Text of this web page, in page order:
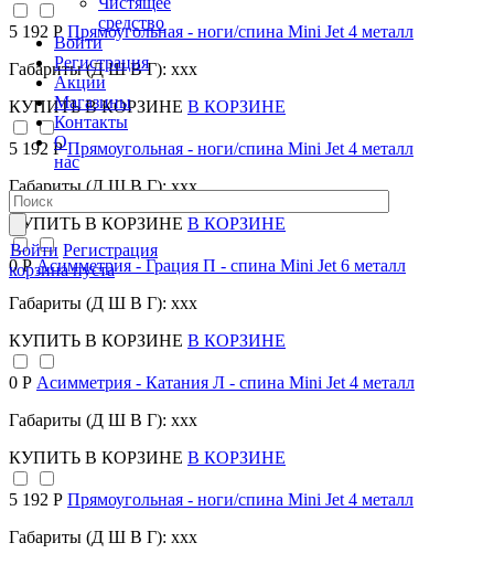
средство
Войти
Регистрация
Акции
Магазины
Контакты
О
нас
Войти Регистрация
корзина пуста
5 192 Р Прямоугольная - ноги/спина Mini Jet 4 металл
Габариты (Д Ш В Г): xxx
КУПИТЬ В КОРЗИНЕ В КОРЗИНЕ
5 192 РПрямоугольная - ноги/спина Mini Jet 4 металл
Габариты (Д Ш В Г): xxx
КУПИТЬ В КОРЗИНЕ В КОРЗИНЕ
0 РАсимметрия - Грация П - спина Mini Jet 6 металл
Габариты (Д Ш В Г): xxx
КУПИТЬ В КОРЗИНЕ В КОРЗИНЕ
0 Р Асимметрия - Катания Л - спина Mini Jet 4 металл
Габариты (Д Ш В Г): xxx
КУПИТЬ В КОРЗИНЕ В КОРЗИНЕ
5 192 Р Прямоугольная - ноги/спина Mini Jet 4 металл
Габариты (Д Ш В Г): xxx